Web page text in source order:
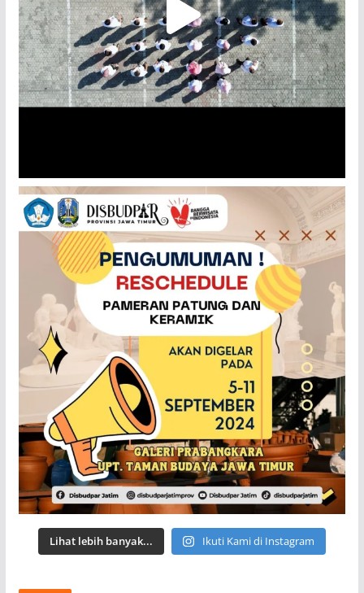
Lihat lebih banyak... Ikuti Kami di Instagram